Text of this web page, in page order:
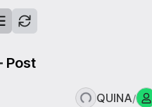
Post
QUINA/